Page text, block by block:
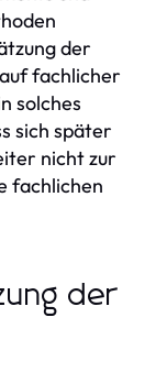
der
fachlicher
solches
sich später
nicht zur
fachlichen
der